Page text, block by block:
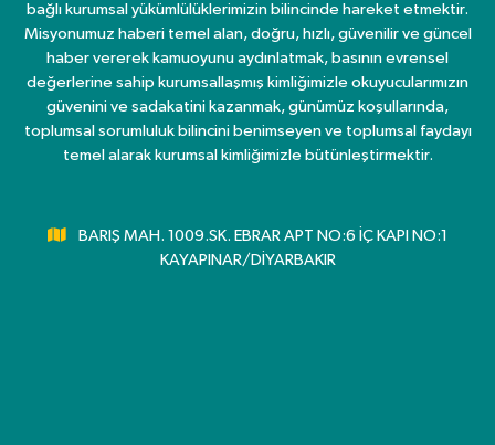
bağlı kurumsal yükümlülüklerimizin bilincinde hareket etmektir.
Misyonumuz haberi temel alan, doğru, hızlı, güvenilir ve güncel
haber vererek kamuoyunu aydınlatmak, basının evrensel
değerlerine sahip kurumsallaşmış kimliğimizle okuyucularımızın
güvenini ve sadakatini kazanmak, günümüz koşullarında,
toplumsal sorumluluk bilincini benimseyen ve toplumsal faydayı
temel alarak kurumsal kimliğimizle bütünleştirmektir.
BARIŞ MAH. 1009.SK. EBRAR APT NO:6 İÇ KAPI NO:1
KAYAPINAR/DİYARBAKIR